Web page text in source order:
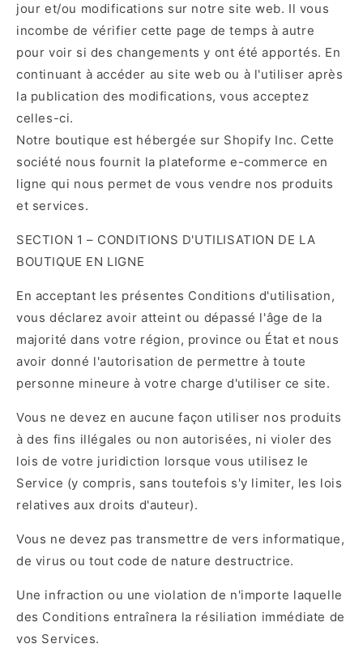
jour et/ou modifications sur notre site web. Il vous
incombe de vérifier cette page de temps à autre
pour voir si des changements y ont été apportés. En
continuant à accéder au site web ou à l'utiliser après
la publication des modifications, vous acceptez
celles-ci.
Notre boutique est hébergée sur Shopify Inc. Cette
société nous fournit la plateforme e-commerce en
ligne qui nous permet de vous vendre nos produits
et services.
SECTION 1 – CONDITIONS D'UTILISATION DE LA
BOUTIQUE EN LIGNE
En acceptant les présentes Conditions d'utilisation,
vous déclarez avoir atteint ou dépassé l'âge de la
majorité dans votre région, province ou État et nous
avoir donné l'autorisation de permettre à toute
personne mineure à votre charge d'utiliser ce site.
Vous ne devez en aucune façon utiliser nos produits
à des fins illégales ou non autorisées, ni violer des
lois de votre juridiction lorsque vous utilisez le
Service (y compris, sans toutefois s'y limiter, les lois
relatives aux droits d'auteur).
Vous ne devez pas transmettre de vers informatique,
de virus ou tout code de nature destructrice.
Une infraction ou une violation de n'importe laquelle
des Conditions entraînera la résiliation immédiate de
vos Services.